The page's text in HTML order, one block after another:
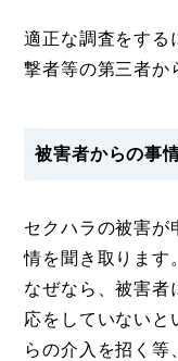
適正な調査をする
撃者等の第三者か
被害者からの事
セクハラの被害が
情を聞き取ります
なぜなら、被害者
応をしていないと
らの介入を招く等